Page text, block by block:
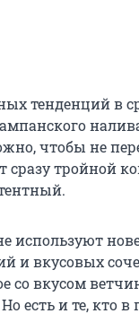
тенденций в
чтобы не
сразу тройной
используют
и вкусовых
со вкусом
есть и те, кто в